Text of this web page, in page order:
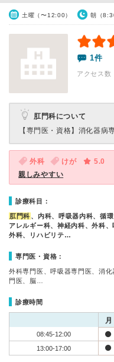
土曜（〜12:00） 朝（
1件
アクセス
肛門科について
【専門医・資格】 消化器病
外科 けが
5.0
親しみやすい
診療科目：
肛門科 、内科、呼吸器内科、循
アレルギー科、神経内科、外科
外科、リハビリテ…
専門医・資格：
外科専門医、呼吸器専門医、消
門医、脳…
診療時間
月
08:45-12:00
13:00-17:00